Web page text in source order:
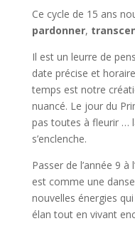
Ce cycle de 15 ans
pardonner,
Il est un leurre de
date précise et
temps est notre
nuancé. Le jour du
pas toutes à fleurir …
s’enclenche.
Passer de l’année 9 à
est comme une
nouvelles énergies
élan tout en vivant